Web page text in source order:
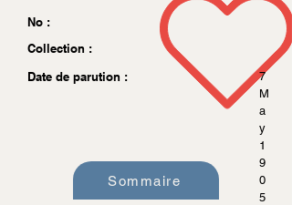
No :
Collection :
Date de parution :
7
M
a
y
1
9
0
5
Sommaire